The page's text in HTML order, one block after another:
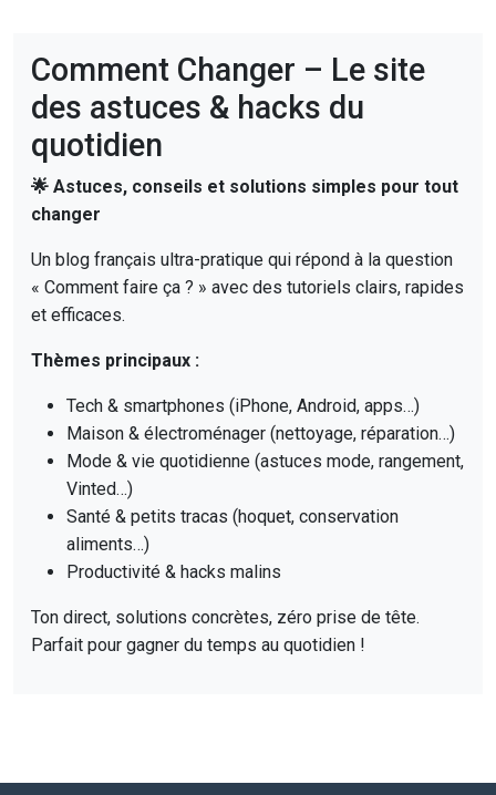
Comment Changer – Le site
des astuces & hacks du
quotidien
🌟 Astuces, conseils et solutions simples pour tout
changer
Un blog français ultra-pratique qui répond à la question
« Comment faire ça ? » avec des tutoriels clairs, rapides
et efficaces.
Thèmes principaux :
Tech & smartphones (iPhone, Android, apps…)
Maison & électroménager (nettoyage, réparation…)
Mode & vie quotidienne (astuces mode, rangement,
Vinted…)
Santé & petits tracas (hoquet, conservation
aliments…)
Productivité & hacks malins
Ton direct, solutions concrètes, zéro prise de tête.
Parfait pour gagner du temps au quotidien !